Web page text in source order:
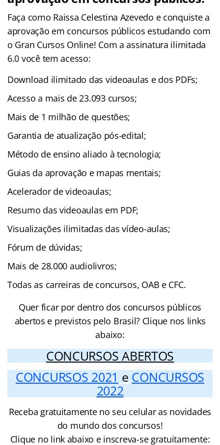
Faça como Raissa Celestina Azevedo e conquiste a
aprovação em concursos públicos estudando com
o Gran Cursos Online! Com a assinatura ilimitada
6.0 você tem acesso:
Download ilimitado das videoaulas e dos PDFs;
Acesso a mais de 23.093 cursos;
Mais de 1 milhão de questões;
Garantia de atualização pós-edital;
Método de ensino aliado à tecnologia;
Guias da aprovação e mapas mentais;
Acelerador de videoaulas;
Resumo das videoaulas em PDF;
Visualizações ilimitadas das vídeo-aulas;
Fórum de dúvidas;
Mais de 28.000 audiolivros;
Todas as carreiras de concursos, OAB e CFC.
Quer ficar por dentro dos concursos públicos
abertos e previstos pelo Brasil? Clique nos links
abaixo:
CONCURSOS ABERTOS
CONCURSOS 2021 e CONCURSOS
2022
Receba gratuitamente no seu celular as novidades
do mundo dos concursos!
Clique no link abaixo e inscreva-se gratuitamente: